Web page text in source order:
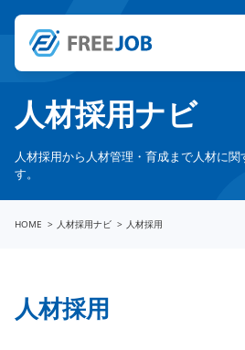
人材採用ナビ
人材採用から人材管理・育成まで人材に
す。
HOME 人材採用ナビ 人材採用
人材採用